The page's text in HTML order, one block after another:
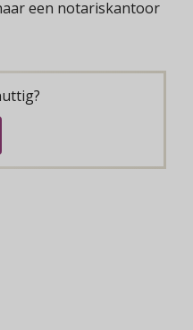
een notariskantoor